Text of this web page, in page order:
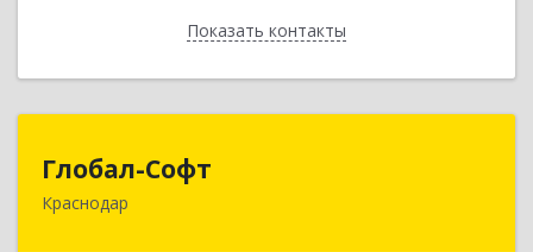
Показать контакты
Назад
Глобал-Софт
Краснодар350018, Краснодарский край, Краснодар г,